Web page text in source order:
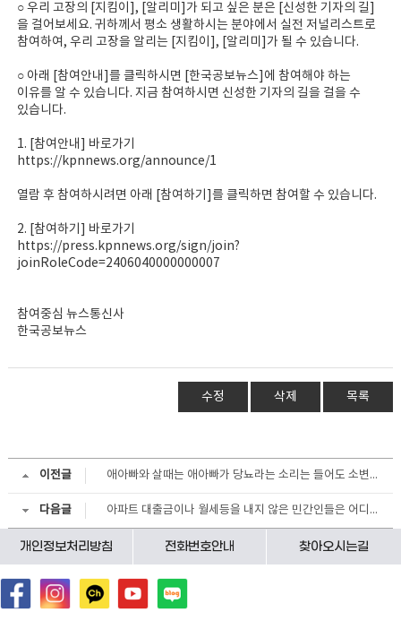
○ 우리 고장의 [지킴이], [알리미]가 되고 싶은 분은 [신성한 기자의 길]
을 걸어보세요. 귀하께서 평소 생활하시는 분야에서 실전 저널리스트로
참여하여, 우리 고장을 알리는 [지킴이], [알리미]가 될 수 있습니다.
○ 아래 [참여안내]를 클릭하시면 [한국공보뉴스]에 참여해야 하는
이유를 알 수 있습니다. 지금 참여하시면 신성한 기자의 길을 걸을 수
있습니다.
1. [참여안내] 바로가기
https://kpnnews.org/announce/1
열람 후 참여하시려면 아래 [참여하기]를 클릭하면 참여할 수 있습니다.
2. [참여하기] 바로가기
https://press.kpnnews.org/sign/join?
joinRoleCode=2406040000000007
참여중심 뉴스통신사
한국공보뉴스
수정 삭제 목록
이전글 애아빠와 살때는 애아빠가 당뇨라는 소리는 들어도 소변에 거품이 당뇨증세인줄 몰랐다
다음글 아파트 대출금이나 월세등을 내지 않은 민간인들은 어디로 갔을까?..주택정책 생각해봐야
개인정보처리방침 전화번호안내 찾아오시는길